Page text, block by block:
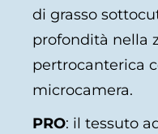
di grasso
profondità nella
pertrocanterica
microcamera.
PRO: il tessuto